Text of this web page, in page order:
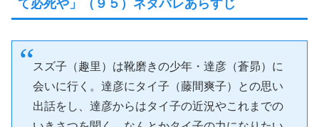
て必死や」（９５）ネタバレあらすじ
スズ子（趣里）は靴磨きの少年・達彦（蒼昴）に
会いに行く。達彦にタイ子（藤間爽子）との思い
出話をし、達彦からはタイ子の近況やこれまでの